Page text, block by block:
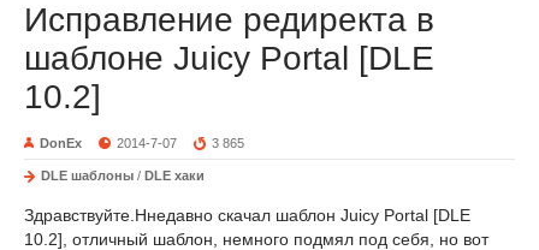
Исправление редиректа в
шаблоне Juicy Portal [DLE
10.2]
DonEx 2014-7-07 3 865
DLE шаблоны / DLE хаки
Здравствуйте.Ннедавно скачал шаблон Juicy Portal [DLE
10.2], отличный шаблон, немного подмял под себя, но вот